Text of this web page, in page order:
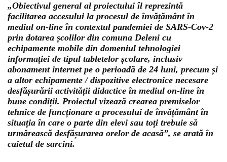
„Obiectivul general al proiectului îl reprezintă
facilitarea accesului la procesul de învățământ în
mediul on-line în contextul pandemiei de SARS-Cov-2
prin dotarea școlilor din comuna Deleni cu
echipamente mobile din domeniul tehnologiei
informației de tipul tabletelor școlare, inclusiv
abonament internet pe o perioadă de 24 luni, precum și
a altor echipamente / dispozitive electronice necesare
desfășurării activității didactice în mediul on-line în
bune condiții. Proiectul vizează crearea premiselor
tehnice de funcționare a procesului de învățământ în
situația în care o parte din elevi sau toți trebuie să
urmărească desfășurarea orelor de acasă”, se arată în
caietul de sarcini.